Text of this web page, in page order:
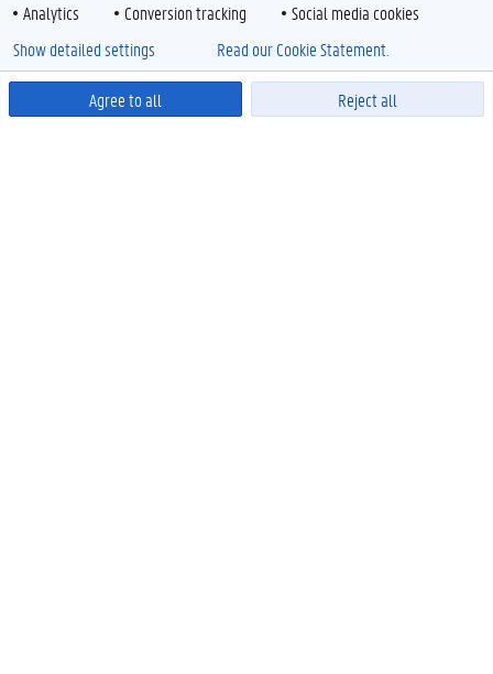
Analytics
Conversion tracking Social media cookies
Agree to all Reject all
Show detailed settings Read our Cookie Statement.